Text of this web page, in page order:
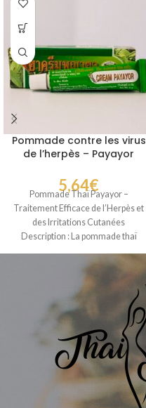
Pommade contre les virus
de l’herpès – Payayor
5,64€
Pommade Thaï Payayor –
Traitement Efficace de l’Herpès et
des Irritations Cutanées
Description : La pommade thaï